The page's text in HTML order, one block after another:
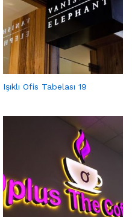
Işıklı Ofis Tabelası 19